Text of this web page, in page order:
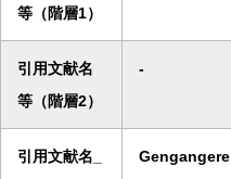
等（階層1）
引用文献名
等（階層2）
-
引用文献名_
Gengangere